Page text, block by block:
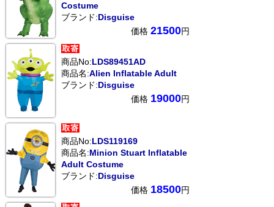
Costume
ブランド:Disguise
価格 21500円
商品No:LDS89451AD
商品名:Alien Inflatable Adult
ブランド:Disguise
価格 19000円
商品No:LDS119169
商品名:Minion Stuart Inflatable
Adult Costume
ブランド:Disguise
価格 18500円